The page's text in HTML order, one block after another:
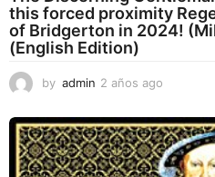
this forced proximity
of Bridgerton in 2024!
(English Edition)
by admin 2 años ago
ñ
o
s
a